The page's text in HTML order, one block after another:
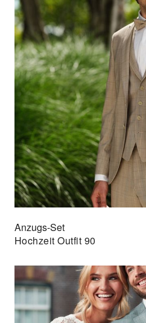
Anzugs-Set
Hochzeit Outfit 90